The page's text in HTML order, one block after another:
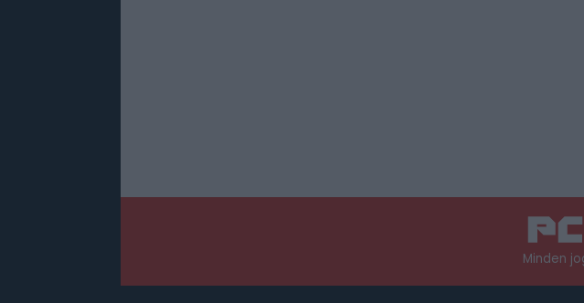
Minden